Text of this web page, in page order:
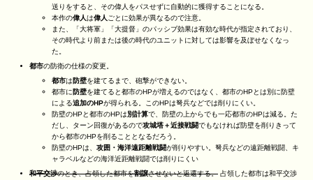
送りをすると、その偉人をパスせずに自動的に獲得することになる。
本作の偉人は偉人 ごとに効果が異なるので注意。
また、「大将軍」「大提督」のパッシブ効果は有効な時代が指定されており、
その時代より前または後の時代のユニットに対しては影響を及ぼせなくなっ
た。
都市の防衛の仕様の変更。
都市は防壁を建てるまで、砲撃ができない。
都市に防壁を建てると都市のHPが増えるのではなく、都市のHPとは別に防壁
による追加のHPが得られる。このHPは弩兵などでは削りにくい。
防壁のHPと都市のHPは別計算で、防壁の上からでも一応都市のHPは減る。た
だし、ターン回復があるので攻城塔＋近接戦闘でもなければ防壁を削りきって
から都市のHPを削ることとなるだろう。
防壁のHPは、 攻囲・海洋遠距離戦闘が削りやすい。弩兵などの遠距離戦闘、キ
ャラベルなどの海洋近距離戦闘では削りにくい
和平交渉のとき、占領した都市を割譲させないと返還する。 占領した都市は和平交渉